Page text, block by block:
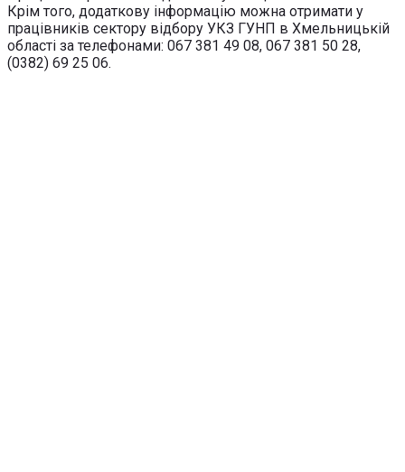
Крім того, додаткову інформацію можна отримати у
працівників сектору відбору УКЗ ГУНП в Хмельницькій
області за телефонами: 067 381 49 08, 067 381 50 28,
(0382) 69 25 06.